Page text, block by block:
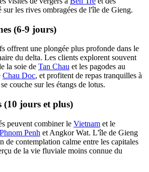
les rives ombragées de l'île de Gieng.
(6-9 jours)
offrent une plongée plus profonde dans le
du delta. Les clients explorent souvent
la soie de Tan Chau et les pagodes au
Chau Doc, et profitent de repas tranquilles à
couche sur les étangs de lotus.
(10 jours et plus)
peuvent combiner le Vietnam et le
Phnom Penh et Angkor Wat. L'île de Gieng
de contemplation calme entre les capitales
de la vie fluviale moins connue du